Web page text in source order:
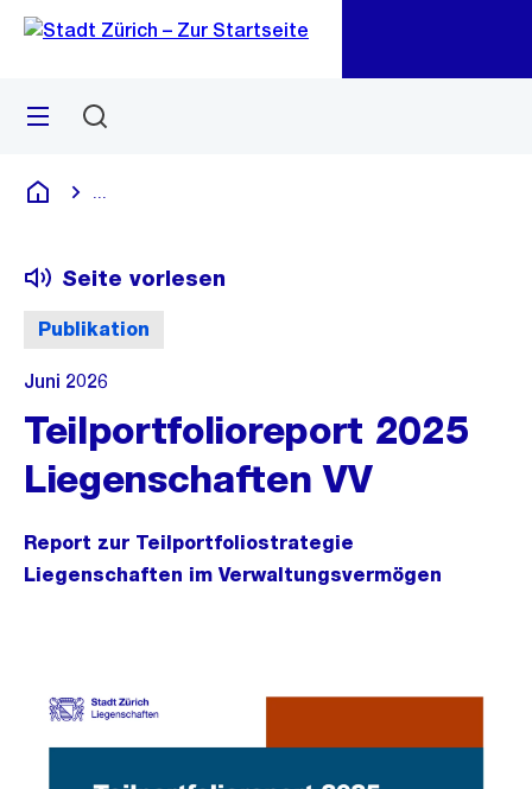
Navigation
Sprunglink
Menü
Deutsch
Publikation
Seite vorlesen
Juni 2026
Teilportfolioreport 2025
Liegenschaften VV
Report zur Teilportfoliostrategie
Liegenschaften im Verwaltungsvermögen